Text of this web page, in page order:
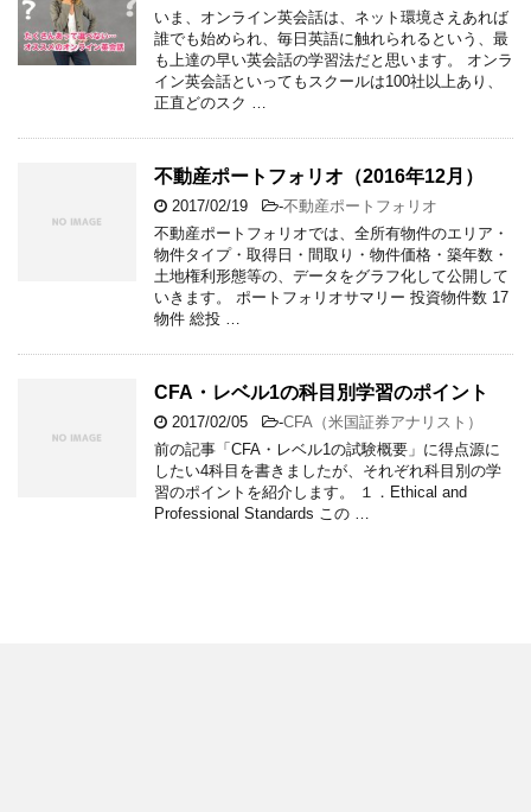
いま、オンライン英会話は、ネット環境さえあれば
誰でも始められ、毎日英語に触れられるという、最
も上達の早い英会話の学習法だと思います。 オンラ
イン英会話といってもスクールは100社以上あり、
正直どのスク …
不動産ポートフォリオ（2016年12月）
2017/02/19 -不動産ポートフォリオ
不動産ポートフォリオでは、全所有物件のエリア・
物件タイプ・取得日・間取り・物件価格・築年数・
土地権利形態等の、データをグラフ化して公開して
いきます。 ポートフォリオサマリー 投資物件数 17
物件 総投 …
CFA・レベル1の科目別学習のポイント
2017/02/05 -CFA（米国証券アナリスト）
前の記事「CFA・レベル1の試験概要」に得点源に
したい4科目を書きましたが、それぞれ科目別の学
習のポイントを紹介します。 １．Ethical and
Professional Standards この …